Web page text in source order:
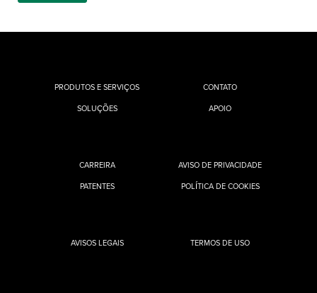
PRODUTOS E SERVIÇOS
SOLUÇÕES
CONTATO
APOIO
CARREIRA
PATENTES
AVISO DE PRIVACIDADE
POLÍTICA DE COOKIES
AVISOS LEGAIS TERMOS DE USO